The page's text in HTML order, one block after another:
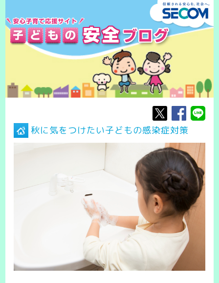
秋に気をつけたい子どもの感染症対策